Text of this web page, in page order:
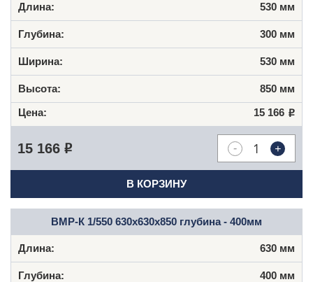
530 мм
300 мм
530 мм
850 мм
15 166 Р
- +
15 166 Р
В КОРЗИНУ
ВМР-К 1/550 630х630х850 глубина - 400мм
630 мм
400 мм